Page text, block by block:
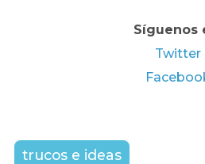
Síguenos
Twitter
trucos e ideas